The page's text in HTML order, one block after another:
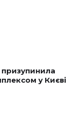
призупинила
у Києві